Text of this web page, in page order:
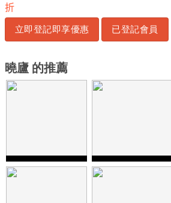
折
立即登記即享優惠 已登記會員
曉廬 的推薦